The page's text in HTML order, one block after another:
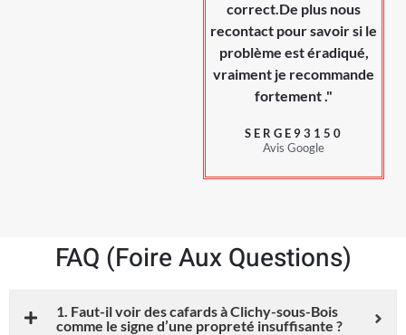
correct.De plus nous
recontact pour savoir si le
problème est éradiqué,
vraiment je recommande
fortement ."
SERGE93150
Avis Google
FAQ (Foire Aux Questions)
1. Faut-il voir des cafards à Clichy-sous-Bois
comme le signe d’une propreté insuffisante ?